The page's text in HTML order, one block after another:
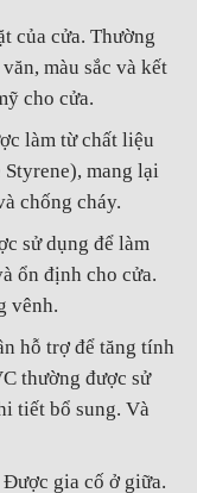
của cửa. Thường
màu sắc và kết
cho cửa.
làm từ chất liệu
mang lại
chống cháy.
sử dụng để làm
ổn định cho cửa.
vênh.
hỗ trợ để tăng tính
thường được sử
tiết bổ sung. Và
Được gia cố ở giữa.